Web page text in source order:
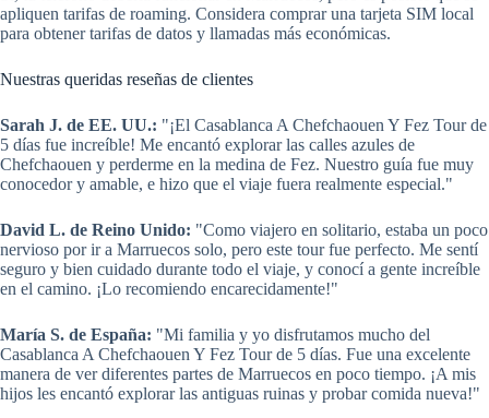
apliquen tarifas de roaming. Considera comprar una tarjeta SIM local
para obtener tarifas de datos y llamadas más económicas.
Nuestras queridas reseñas de clientes
Sarah J. de EE. UU.: "¡El Casablanca A Chefchaouen Y Fez Tour de
5 días fue increíble! Me encantó explorar las calles azules de
Chefchaouen y perderme en la medina de Fez. Nuestro guía fue muy
conocedor y amable, e hizo que el viaje fuera realmente especial."
David L. de Reino Unido: "Como viajero en solitario, estaba un poco
nervioso por ir a Marruecos solo, pero este tour fue perfecto. Me sentí
seguro y bien cuidado durante todo el viaje, y conocí a gente increíble
en el camino. ¡Lo recomiendo encarecidamente!"
María S. de España: "Mi familia y yo disfrutamos mucho del
Casablanca A Chefchaouen Y Fez Tour de 5 días. Fue una excelente
manera de ver diferentes partes de Marruecos en poco tiempo. ¡A mis
hijos les encantó explorar las antiguas ruinas y probar comida nueva!"